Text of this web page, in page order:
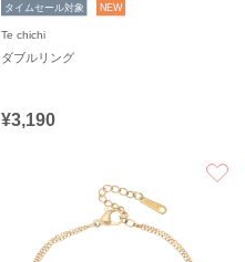
タイムセール対象 NEW
Te chichi
ダブルリング
¥3,190